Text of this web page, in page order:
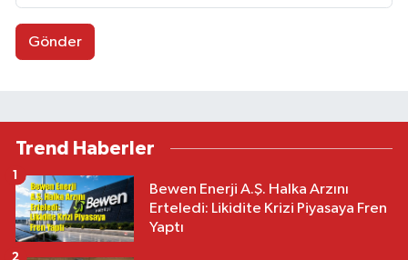
Gönder
Trend Haberler
Bewen Enerji A.Ş. Halka Arzını
Erteledi: Likidite Krizi Piyasaya Fren
Yaptı
1
2